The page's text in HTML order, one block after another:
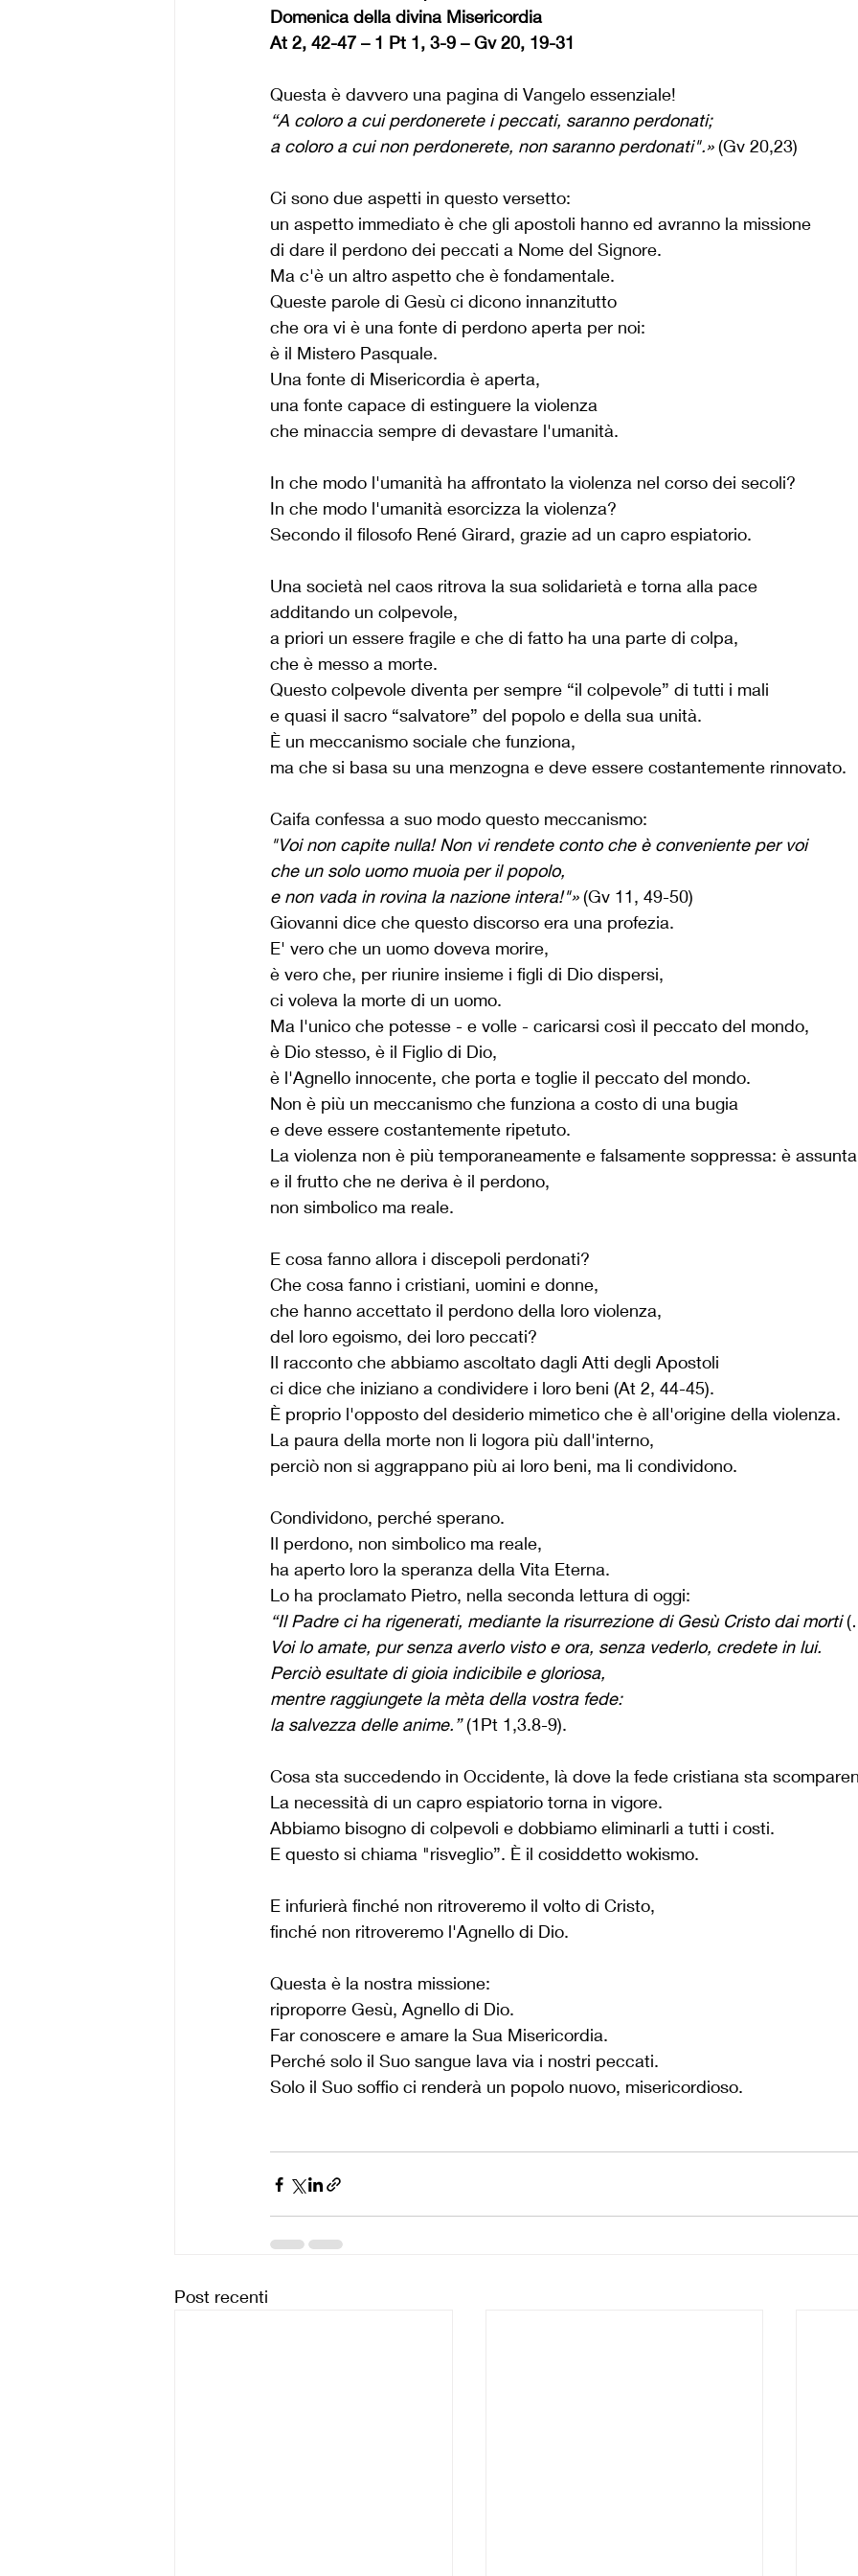
Domenica della divina Misericordia
At 2, 42-47 – 1 Pt 1, 3-9 – Gv 20, 19-31
Questa è davvero una pagina di Vangelo essenziale!
“A coloro a cui perdonerete i peccati, saranno perdonati;
a coloro a cui non perdonerete, non saranno perdonati".» (Gv 20,23)
Ci sono due aspetti in questo versetto:
un aspetto immediato è che gli apostoli hanno ed avranno la missione
di dare il perdono dei peccati a Nome del Signore.
Ma c'è un altro aspetto che è fondamentale.
Queste parole di Gesù ci dicono innanzitutto
che ora vi è una fonte di perdono aperta per noi:
è il Mistero Pasquale.
Una fonte di Misericordia è aperta,
una fonte capace di estinguere la violenza
che minaccia sempre di devastare l'umanità.
In che modo l'umanità ha affrontato la violenza nel corso dei secoli?
In che modo l'umanità esorcizza la violenza?
Secondo il filosofo René Girard, grazie ad un capro espiatorio.
Una società nel caos ritrova la sua solidarietà e torna alla pace
additando un colpevole,
a priori un essere fragile e che di fatto ha una parte di colpa,
che è messo a morte.
Questo colpevole diventa per sempre “il colpevole” di tutti i mali
e quasi il sacro “salvatore” del popolo e della sua unità.
È un meccanismo sociale che funziona,
ma che si basa su una menzogna e deve essere costantemente rinnovato.
Caifa confessa a suo modo questo meccanismo:
"Voi non capite nulla! Non vi rendete conto che è conveniente per voi
che un solo uomo muoia per il popolo,
e non vada in rovina la nazione intera!"» (Gv 11, 49-50)
Giovanni dice che questo discorso era una profezia.
E' vero che un uomo doveva morire,
è vero che, per riunire insieme i figli di Dio dispersi,
ci voleva la morte di un uomo.
Ma l'unico che potesse - e volle - caricarsi così il peccato del mondo,
è Dio stesso, è il Figlio di Dio,
è l'Agnello innocente, che porta e toglie il peccato del mondo.
Non è più un meccanismo che funziona a costo di una bugia
e deve essere costantemente ripetuto.
La violenza non è più temporaneamente e falsamente soppressa: è
e il frutto che ne deriva è il perdono,
non simbolico ma reale.
E cosa fanno allora i discepoli perdonati?
Che cosa fanno i cristiani, uomini e donne,
che hanno accettato il perdono della loro violenza,
del loro egoismo, dei loro peccati?
Il racconto che abbiamo ascoltato dagli Atti degli Apostoli
ci dice che iniziano a condividere i loro beni (At 2, 44-45).
È proprio l'opposto del desiderio mimetico che è all'origine della violenza.
La paura della morte non li logora più dall'interno,
perciò non si aggrappano più ai loro beni, ma li condividono.
Condividono, perché sperano.
Il perdono, non simbolico ma reale,
ha aperto loro la speranza della Vita Eterna.
Lo ha proclamato Pietro, nella seconda lettura di oggi:
“Il Padre ci ha rigenerati, mediante la risurrezione di Gesù Cristo dai morti
Voi lo amate, pur senza averlo visto e ora, senza vederlo, credete in lui.
Perciò esultate di gioia indicibile e gloriosa,
mentre raggiungete la mèta della vostra fede:
la salvezza delle anime.” (1Pt 1,3.8-9).
Cosa sta succedendo in Occidente, là dove la fede cristiana sta
La necessità di un capro espiatorio torna in vigore.
Abbiamo bisogno di colpevoli e dobbiamo eliminarli a tutti i costi.
E questo si chiama "risveglio”. È il cosiddetto wokismo.
E infurierà finché non ritroveremo il volto di Cristo,
finché non ritroveremo l'Agnello di Dio.
Questa è la nostra missione:
riproporre Gesù, Agnello di Dio.
Far conoscere e amare la Sua Misericordia.
Perché solo il Suo sangue lava via i nostri peccati.
Solo il Suo soffio ci renderà un popolo nuovo, misericordioso.
Post recenti